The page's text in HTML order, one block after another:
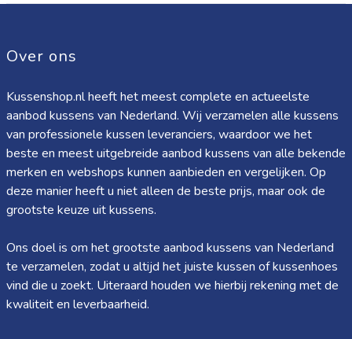
Over ons
Kussenshop.nl heeft het meest complete en actueelste
aanbod kussens van Nederland. Wij verzamelen alle kussens
van professionele kussen leveranciers, waardoor we het
beste en meest uitgebreide aanbod kussens van alle bekende
merken en webshops kunnen aanbieden en vergelijken. Op
deze manier heeft u niet alleen de beste prijs, maar ook de
grootste keuze uit kussens.
Ons doel is om het grootste aanbod kussens van Nederland
te verzamelen, zodat u altijd het juiste kussen of kussenhoes
vind die u zoekt. Uiteraard houden we hierbij rekening met de
kwaliteit en leverbaarheid.